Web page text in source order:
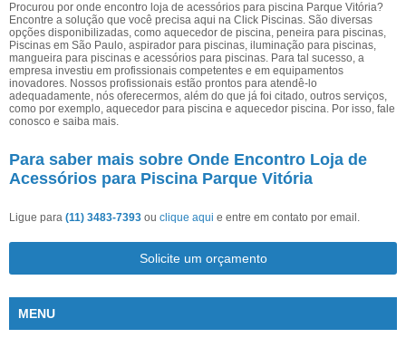
Procurou por onde encontro loja de acessórios para piscina Parque Vitória?
Encontre a solução que você precisa aqui na Click Piscinas. São diversas
opções disponibilizadas, como aquecedor de piscina, peneira para piscinas,
Piscinas em São Paulo, aspirador para piscinas, iluminação para piscinas,
mangueira para piscinas e acessórios para piscinas. Para tal sucesso, a
empresa investiu em profissionais competentes e em equipamentos
inovadores. Nossos profissionais estão prontos para atendê-lo
adequadamente, nós oferecermos, além do que já foi citado, outros serviços,
como por exemplo, aquecedor para piscina e aquecedor piscina. Por isso, fale
conosco e saiba mais.
Para saber mais sobre Onde Encontro Loja de
Acessórios para Piscina Parque Vitória
Ligue para (11) 3483-7393 ou clique aqui e entre em contato por email.
Solicite um orçamento
MENU